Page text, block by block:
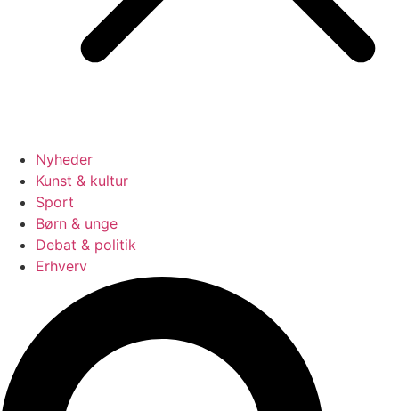
Nyheder
Kunst & kultur
Sport
Børn & unge
Debat & politik
Erhverv